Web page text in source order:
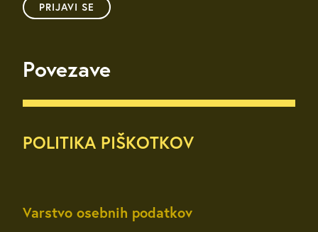
PRIJAVI SE
Povezave
POLITIKA PIŠKOTKOV
Varstvo osebnih podatkov